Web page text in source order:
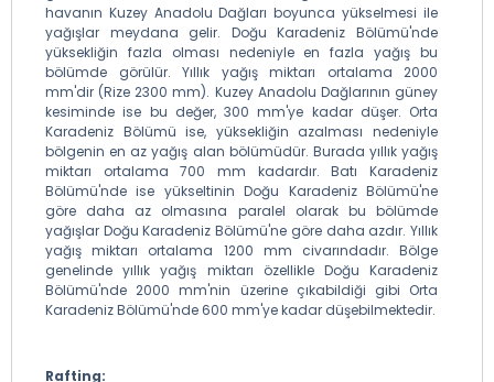
havanın Kuzey Anadolu Dağları boyunca yükselmesi ile
yağışlar meydana gelir. Doğu Karadeniz Bölümü'nde
yüksekliğin fazla olması nedeniyle en fazla yağış bu
bölümde görülür. Yıllık yağış miktarı ortalama 2000
mm'dir (Rize 2300 mm). Kuzey Anadolu Dağlarının güney
kesiminde ise bu değer, 300 mm'ye kadar düşer. Orta
Karadeniz Bölümü ise, yüksekliğin azalması nedeniyle
bölgenin en az yağış alan bölümüdür. Burada yıllık yağış
miktarı ortalama 700 mm kadardır. Batı Karadeniz
Bölümü'nde ise yükseltinin Doğu Karadeniz Bölümü'ne
göre daha az olmasına paralel olarak bu bölümde
yağışlar Doğu Karadeniz Bölümü'ne göre daha azdır. Yıllık
yağış miktarı ortalama 1200 mm civarındadır. Bölge
genelinde yıllık yağış miktarı özellikle Doğu Karadeniz
Bölümü'nde 2000 mm'nin üzerine çıkabildiği gibi Orta
Karadeniz Bölümü'nde 600 mm'ye kadar düşebilmektedir.
Rafting: